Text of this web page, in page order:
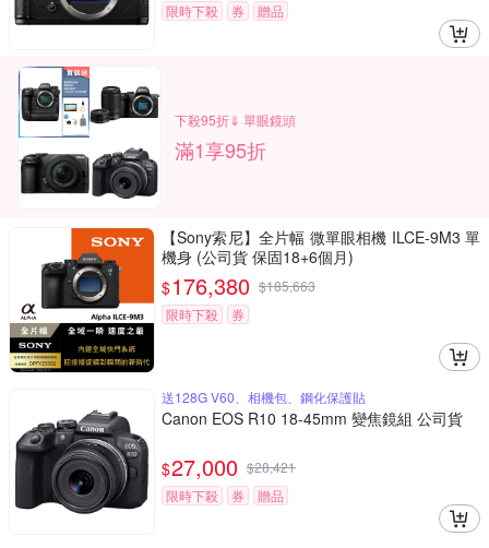
限時下殺
券 贈品
下殺95折⇓ 單眼鏡頭
滿1享95折
【Sony索尼】全片幅 微單眼相機 ILCE-9M3 單
機身 (公司貨 保固18+6個月)
$176,380 $185,663
限時下殺
券
送128G V60、相機包、鋼化保護貼
Canon EOS R10 18-45mm 變焦鏡組 公司貨
$27,000 $28,421
限時下殺
券 贈品